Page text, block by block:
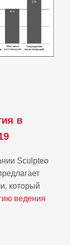
в
Sculpteo
который
ведения